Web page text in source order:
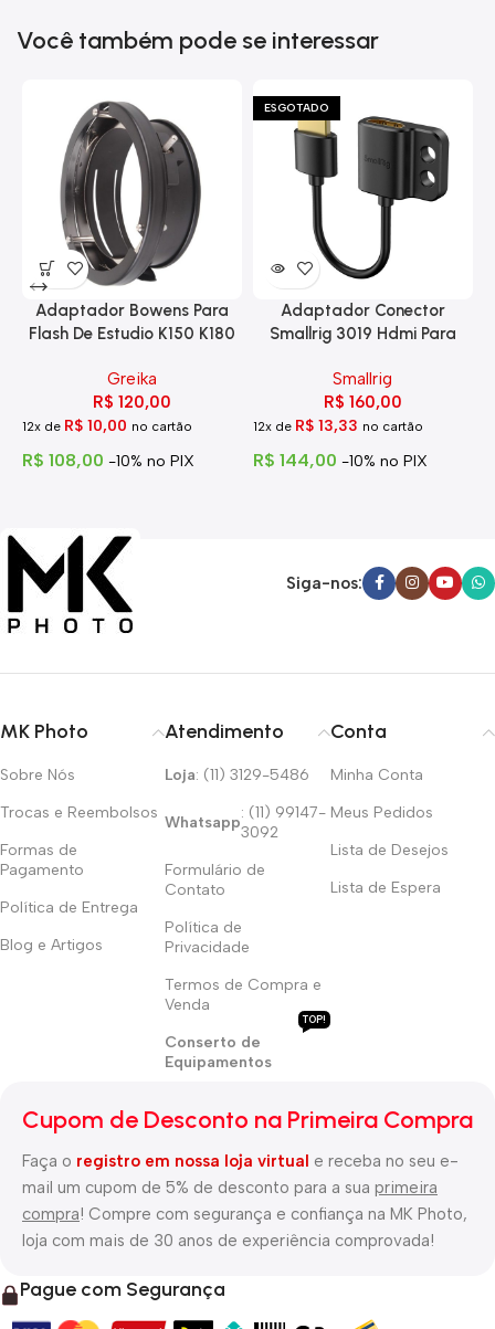
Você também pode se interessar
Adaptador Bowens Para
Flash De Estudio K150 K180
Greika
R$ 120,00
12x de R$ 10,00 no cartão
R$ 108,00 -10% no PIX
ESGOTADO
Adaptador Conector
Smallrig 3019 Hdmi Para
Smallrig
R$ 160,00
12x de R$13,33 no cartão
R$ 144,00 -10% no PIX
Siga-nos:
MK Photo
Sobre Nós
Trocas e Reembolsos
Formas de
Pagamento
Política de Entrega
Blog e Artigos
Atendimento
Loja: (11) 3129-5486
Whatsapp
: (11) 99147-
3092
Formulário de
Contato
Política de
Privacidade
Termos de Compra e
Venda
Conserto de
Equipamentos
TOP!
Conta
Minha Conta
Meus Pedidos
Lista de Desejos
Lista de Espera
Cupom de Desconto na Primeira Compra
Faça o registro em nossa loja virtual e receba no seu e-
mail um cupom de 5% de desconto para a sua primeira
compra! Compre com segurança e confiança na MK Photo,
loja com mais de 30 anos de experiência comprovada!
Pague com Segurança